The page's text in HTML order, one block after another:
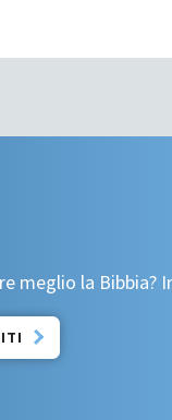
meglio la Bibbia?